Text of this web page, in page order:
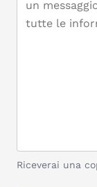
Riceverai una